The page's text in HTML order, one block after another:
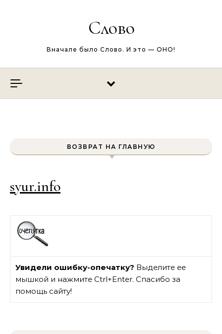
Слово
Вначале было Слово. И это — ОНО!
ВОЗВРАТ НА ГЛАВНУЮ
syur.info
Увидели ошибку-опечатку? Выделите ее
мышкой и нажмите Ctrl+Enter. Спасибо за
помощь сайту!